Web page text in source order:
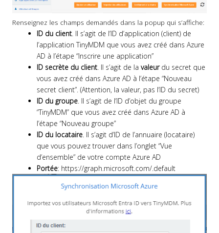
Renseignez les champs demandés dans la popup qui s’affiche:
ID du client. Il s’agit de l’ID d’application (client) de
l’application TinyMDM que vous avez créé dans Azure
AD à l’étape “Inscrire une application”
ID secrète du client. Il s’agit de la valeur du secret que
vous avez créé dans Azure AD à l’étape “Nouveau
secret client”. (Attention, la valeur, pas l’ID du secret)
ID du groupe. Il s’agit de l’ID d’objet du groupe
“TinyMDM” que vous avez créé dans Azure AD à
l’étape “Nouveau groupe”
ID du locataire. Il s’agit d’ID de l’annuaire (locataire)
que vous pouvez trouver dans l’onglet “Vue
d’ensemble” de votre compte Azure AD
Portée: https://graph.microsoft.com/.default